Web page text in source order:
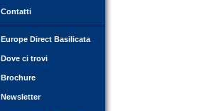
Contatti
Europe Direct Basilicata
Dove ci trovi
Brochure
Newsletter